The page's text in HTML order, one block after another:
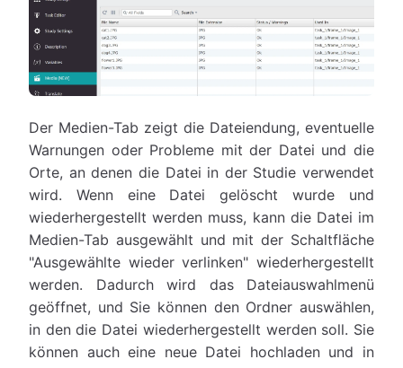
Der Medien-Tab zeigt die Dateiendung, eventuelle
Warnungen oder Probleme mit der Datei und die
Orte, an denen die Datei in der Studie verwendet
wird. Wenn eine Datei gelöscht wurde und
wiederhergestellt werden muss, kann die Datei im
Medien-Tab ausgewählt und mit der Schaltfläche
"Ausgewählte wieder verlinken" wiederhergestellt
werden. Dadurch wird das Dateiauswahlmenü
geöffnet, und Sie können den Ordner auswählen,
in den die Datei wiederhergestellt werden soll. Sie
können auch eine neue Datei hochladen und in